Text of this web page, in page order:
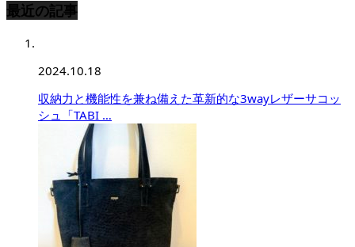
最近の記事
2024.10.18
収納力と機能性を兼ね備えた革新的な3wayレザーサコッ
シュ「TABI …